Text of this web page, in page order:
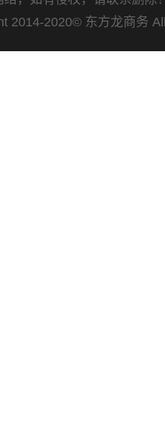
2014-2020© 东方龙商务